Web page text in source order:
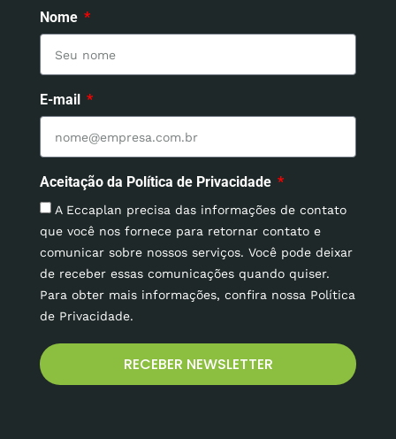
Nome
E-mail
Aceitação da Política de Privacidade
A Eccaplan precisa das informações de contato
que você nos fornece para retornar contato e
comunicar sobre nossos serviços. Você pode deixar
de receber essas comunicações quando quiser.
Para obter mais informações, confira nossa Política
de Privacidade.
RECEBER NEWSLETTER